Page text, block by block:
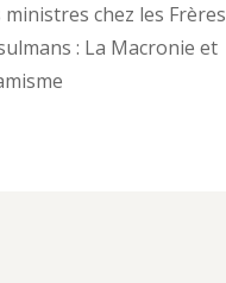
ministres chez les Frères
: La Macronie et